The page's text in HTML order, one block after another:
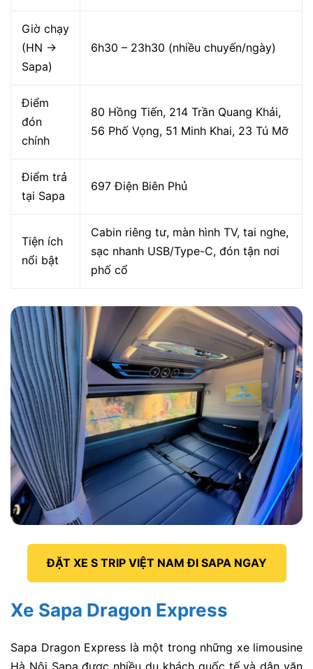
Giờ chạy
(HN →
Sapa)
6h30 – 23h30 (nhiều chuyến/ngày)
Điểm
đón
chính
80 Hồng Tiến, 214 Trần Quang Khải,
56 Phố Vọng, 51 Minh Khai, 23 Tú Mỡ
Điểm trả
tại Sapa
697 Điện Biên Phủ
Tiện ích
nổi bật
Cabin riêng tư, màn hình TV, tai nghe,
sạc nhanh USB/Type-C, đón tận nơi
phố cổ
ĐẶT XE S TRIP VIỆT NAM ĐI SAPA NGAY
Xe Sapa Dragon Express
Sapa Dragon Express là một trong những xe limousine